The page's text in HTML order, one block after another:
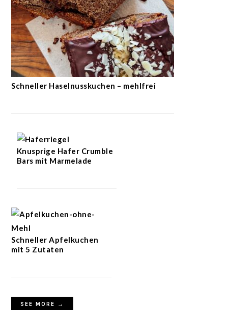
Schneller Haselnusskuchen – mehlfrei
Knusprige Hafer Crumble
Bars mit Marmelade
Schneller Apfelkuchen
mit 5 Zutaten
SEE MORE →